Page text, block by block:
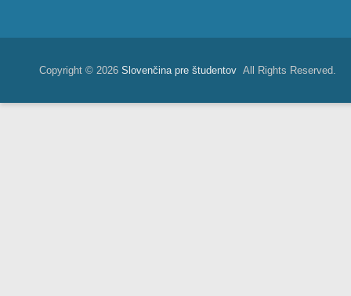
Copyright © 2026 Slovenčina pre študentov All Rights Reserved.